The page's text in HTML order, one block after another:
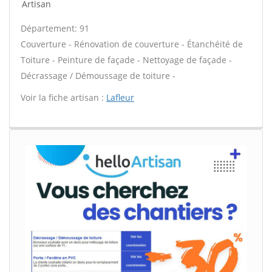
Artisan
Département: 91
Couverture - Rénovation de couverture - Étanchéité de
Toiture - Peinture de façade - Nettoyage de façade -
Décrassage / Démoussage de toiture -
Voir la fiche artisan : Lafleur